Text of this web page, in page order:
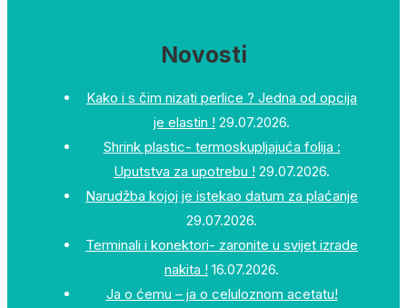
Novosti
Kako i s čim nizati perlice ? Jedna od opcija
je elastin ! 29.07.2026.
Shrink plastic- termoskupljajuća folija :
Uputstva za upotrebu ! 29.07.2026.
Narudžba kojoj je istekao datum za plaćanje
29.07.2026.
Terminali i konektori- zaronite u svijet izrade
nakita ! 16.07.2026.
Ja o ćemu – ja o celuloznom acetatu!